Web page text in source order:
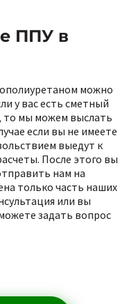
ППУ в
можно
у вас есть сметный
то мы можем выслать
если вы не имеете
выедут к
После этого вы
нам на
только часть наших
или вы
задать вопрос